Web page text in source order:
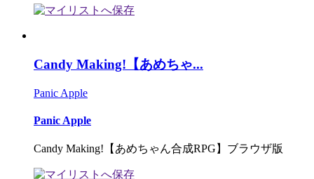
Candy Making!【あめちゃ...
Panic Apple
Panic Apple
Candy Making!【あめちゃん合成RPG】ブラウザ版